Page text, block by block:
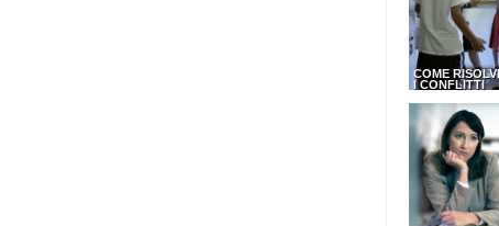
COME
I CONFLITTI